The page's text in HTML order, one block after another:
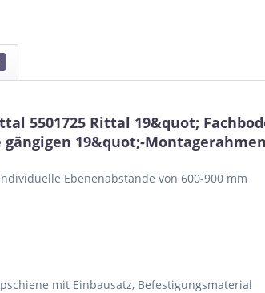
5501725 Rittal 19&quot;
19&quot;-
Ebenenabstände von 600-900 mm
mit Einbausatz, Befestigungsmaterial